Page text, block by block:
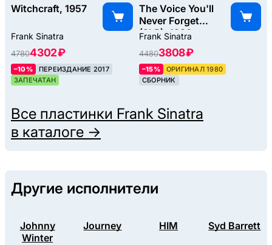
Witchcraft, 1957
Frank Sinatra
47804302 ₽
–10%
ПЕРЕИЗДАНИЕ 2017
ЗАПЕЧАТАН
The Voice You'll
Never Forget
(2LP), 1980
Frank Sinatra
44803808 ₽
–15%
ОРИГИНАЛ 1980
СБОРНИК
Все пластинки Frank Sinatra
в каталоге →
Другие исполнители
Johnny
Winter
Journey HIM Syd Barrett